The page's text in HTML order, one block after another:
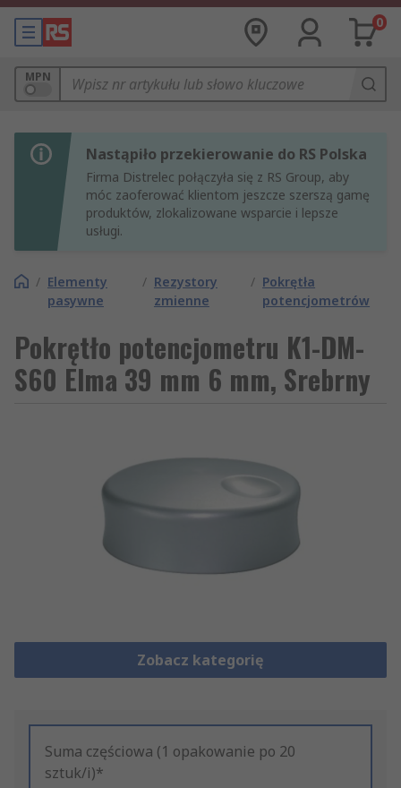
0
MPN
Nastąpiło przekierowanie do RS Polska
Firma Distrelec połączyła się z RS Group, aby
móc zaoferować klientom jeszcze szerszą gamę
produktów, zlokalizowane wsparcie i lepsze
usługi.
/ Elementy
pasywne
/ Rezystory
zmienne
/ Pokrętła
potencjometrów
Pokrętło potencjometru K1-DM-
S60 Elma 39 mm 6 mm, Srebrny
Zobacz kategorię
Suma częściowa (1 opakowanie po 20
sztuk/i)*